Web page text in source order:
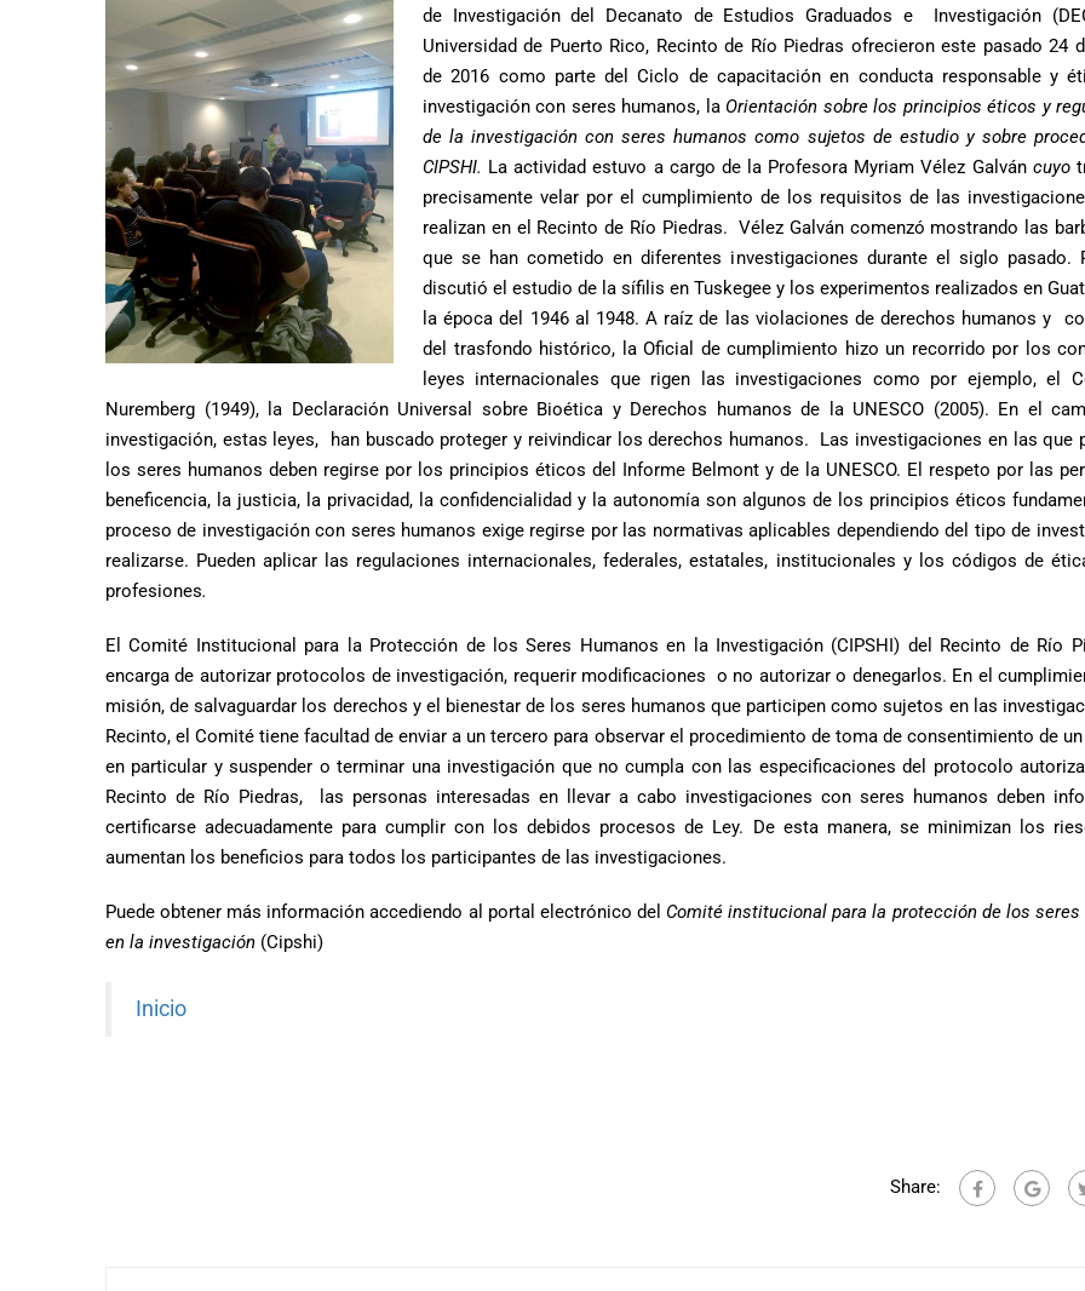
de Investigación del Decanato de Estudios Graduados e Investigación
Universidad de Puerto Rico, Recinto de Río Piedras ofrecieron este pasado 24
de 2016 como parte del Ciclo de capacitación en conducta responsable y
investigación con seres humanos, la Orientación sobre los principios éticos y
de la investigación con seres humanos como sujetos de estudio y sobre
CIPSHI. La actividad estuvo a cargo de la Profesora Myriam Vélez Galváncuyo
precisamente velar por el cumplimiento de los requisitos de las
realizan en el Recinto de Río Piedras. Vélez Galván comenzó mostrando las
que se han cometido en diferentes investigaciones durante el siglo pasado.
discutió el estudio de la sífilis en Tuskegee y los experimentos realizados en
la época del 1946 al 1948. A raíz de las violaciones de derechos humanos y
del trasfondo histórico, la Oficial de cumplimiento hizo un recorrido por los
leyes internacionales que rigen las investigaciones como por ejemplo, el
Nuremberg (1949), la Declaración Universal sobre Bioética y Derechos humanos de la UNESCO (2005). En el
investigación, estas leyes, han buscado proteger y reivindicar los derechos humanos. Las investigaciones en las que
los seres humanos deben regirse por los principios éticos del Informe Belmont y de la UNESCO. El respeto por las
beneficencia, la justicia, la privacidad, la confidencialidad y la autonomía son algunos de los principios éticos
proceso de investigación con seres humanos exige regirse por las normativas aplicables dependiendo del tipo de
realizarse. Pueden aplicar las regulaciones internacionales, federales, estatales, institucionales y los códigos de
profesiones.
El Comité Institucional para la Protección de los Seres Humanos en la Investigación (CIPSHI) del Recinto de Río
encarga de autorizar protocolos de investigación, requerir modificaciones o no autorizar o denegarlos. En el
misión, de salvaguardar los derechos y el bienestar de los seres humanos que participen como sujetos en las
Recinto, el Comité tiene facultad de enviar a un tercero para observar el procedimiento de toma de consentimiento de
en particular y suspender o terminar una investigación que no cumpla con las especificaciones del protocolo
Recinto de Río Piedras, las personas interesadas en llevar a cabo investigaciones con seres humanos deben
certificarse adecuadamente para cumplir con los debidos procesos de Ley. De esta manera, se minimizan los
aumentan los beneficios para todos los participantes de las investigaciones.
Puede obtener más información accediendo al portal electrónico del Comité institucional para la protección de los seres
en la investigación (Cipshi)
Inicio
Share: